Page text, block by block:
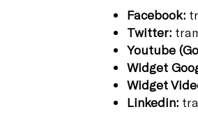
Facebook:
Twitter:
Youtube
Widget
Widget
Linkedin: